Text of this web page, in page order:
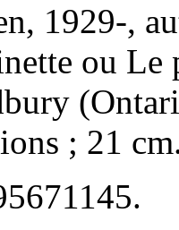
1929-,
ou
; 21
.